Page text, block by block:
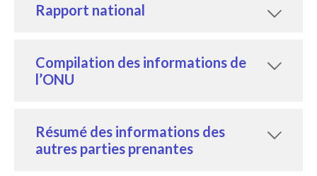
Rapport national
Compilation des informations de
l’ONU
Résumé des informations des
autres parties prenantes